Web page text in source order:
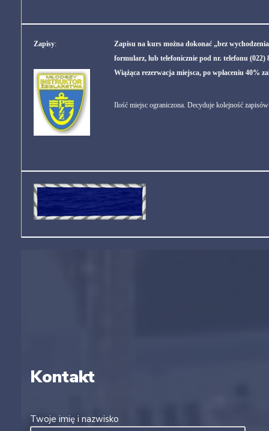
Zapisy:
Zapisu na kurs można dokonać „bez
formularz, lub telefonicznie pod nr. telefonu (022)
Wiążąca rezerwacja miejsca, po wpłaceniu 40%
Ilość miejsc ograniczona. Decyduje kolejność zapisów
Kontakt
Twoje imię i nazwisko